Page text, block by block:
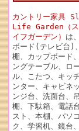
カントリー家具
Life Garden（ス
イフガーデン） は
ボード(テレビ台)
棚、カップボード
ングテーブル、ロ
ル、こたつ、キッ
ンター、キャビネ
ンジ台、洗面台、
棚、下駄箱、電話
スト、本棚、パソ
ク、学習机、鏡台